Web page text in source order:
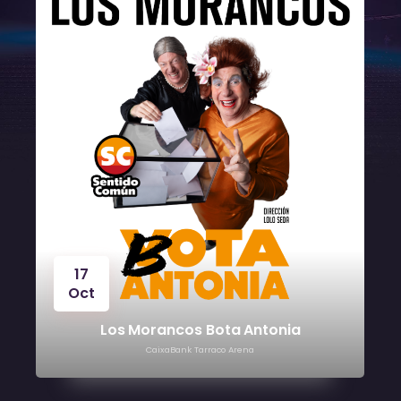
24